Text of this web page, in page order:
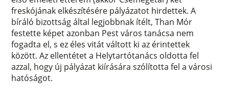
freskójának elkészítésére pályázatot hirdettek. A
bíráló bizottság által legjobbnak ítélt, Than Mór
festette képet azonban Pest város tanácsa nem
fogadta el, s ez éles vitát váltott ki az érintettek
között. Az ellentétet a Helytartótanács oldotta fel
azzal, hogy új pályázat kiírására szólította fel a városi
hatóságot.